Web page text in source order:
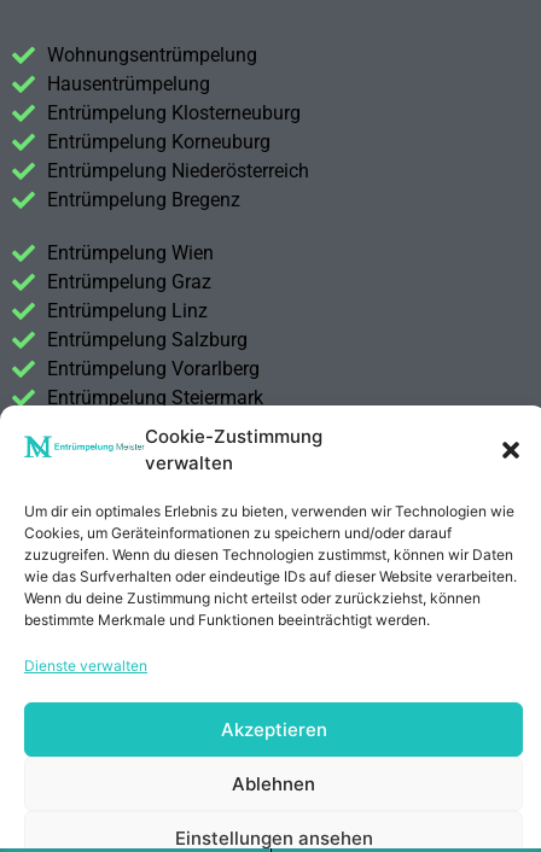
Cookie-Zustimmung
verwalten
Um dir ein optimales Erlebnis zu bieten, verwenden wir Technologien wie
Cookies, um Geräteinformationen zu speichern und/oder darauf
zuzugreifen. Wenn du diesen Technologien zustimmst, können wir Daten
wie das Surfverhalten oder eindeutige IDs auf dieser Website verarbeiten.
Wenn du deine Zustimmung nicht erteilst oder zurückziehst, können
bestimmte Merkmale und Funktionen beeinträchtigt werden.
Dienste verwalten
Akzeptieren
Ablehnen
Einstellungen ansehen
Wohnungsentrümpelung
Hausentrümpelung
Entrümpelung Klosterneuburg
Entrümpelung Korneuburg
Entrümpelung Niederösterreich
Entrümpelung Bregenz
Entrümpelung Wien
Entrümpelung Graz
Entrümpelung Linz
Entrümpelung Salzburg
Entrümpelung Vorarlberg
Entrümpelung Steiermark
Kontakt
Datenschutzerklärung
Anrufen E-Mail